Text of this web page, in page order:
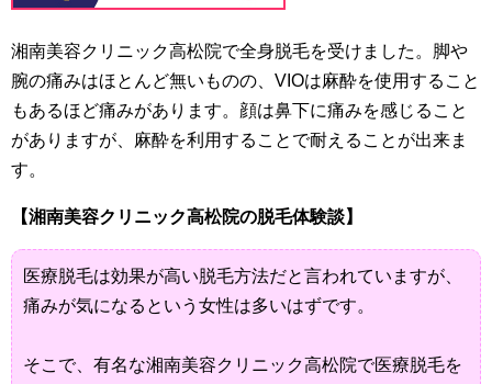
湘南美容クリニック高松院で全身脱毛を受けました。脚や
腕の痛みはほとんど無いものの、VIOは麻酔を使用すること
もあるほど痛みがあります。顔は鼻下に痛みを感じること
がありますが、麻酔を利用することで耐えることが出来ま
す。
【湘南美容クリニック高松院の脱毛体験談】
医療脱毛は効果が高い脱毛方法だと言われていますが、
痛みが気になるという女性は多いはずです。
そこで、有名な湘南美容クリニック高松院で医療脱毛を